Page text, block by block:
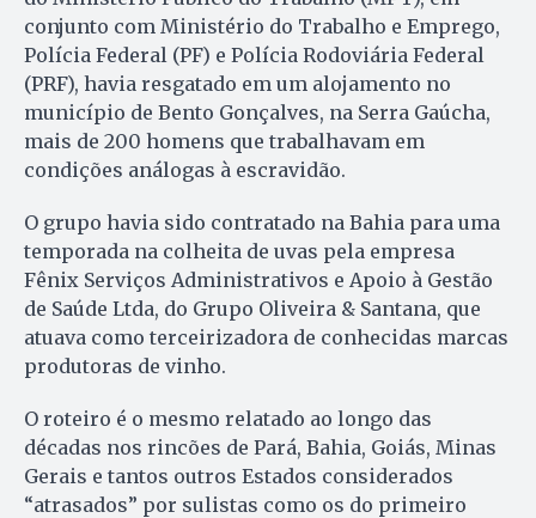
conjunto com Ministério do Trabalho e Emprego,
Polícia Federal (PF) e Polícia Rodoviária Federal
(PRF), havia resgatado em um alojamento no
município de Bento Gonçalves, na Serra Gaúcha,
mais de 200 homens que trabalhavam em
condições análogas à escravidão.
O grupo havia sido contratado na Bahia para uma
temporada na colheita de uvas pela empresa
Fênix Serviços Administrativos e Apoio à Gestão
de Saúde Ltda, do Grupo Oliveira & Santana, que
atuava como terceirizadora de conhecidas marcas
produtoras de vinho.
O roteiro é o mesmo relatado ao longo das
décadas nos rincões de Pará, Bahia, Goiás, Minas
Gerais e tantos outros Estados considerados
“atrasados” por sulistas como os do primeiro